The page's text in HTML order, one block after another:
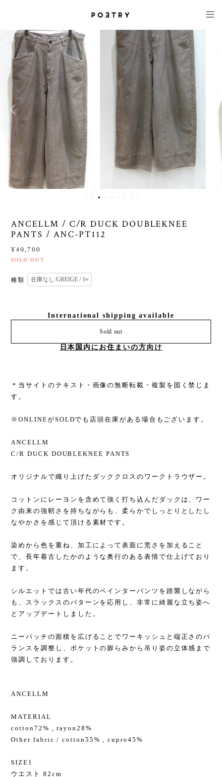
ANCELLM / C/R DUCK DOUBLEKNEE
PANTS / ANC-PT112
¥40,700
SOLD OUT
種類
International shipping available
Sold out
日本国内にお住まいの方向け
＊当サイトのテキスト・画像の無断転載・複製を固く禁じま
す。
※ONLINEがSOLDでも店頭在庫がある場合もございます。
ANCELLM
C/R DUCK DOUBLEKNEE PANTS
オリジナルで織り上げたダッククロスのワークトラウザー。
コットンにレーヨンを含めて強く打ち込んだダックは、ワー
ク由来の強靭さを持ちながらも、柔らかでしっとりとしたし
なやかさを感じて頂ける素材です。
染めから色を重ね、加工によって表面に荒さを加えること
で、長年着古したかのような奥行のある表情で仕上げており
ます。
シルエットでは古い年代のペインターパンツを踏襲しながら
も、スラックスのパターンを応用し、非常に綺麗な立ち姿へ
とアップデートしました。
ニーパッチの面積を広げることでワーキッシュと端正さのバ
ランスを調整し、ポケットの膨らみから吊り姿の立体感まで
強調しております。
ANCELLM
MATERIAL
cotton72% , rayon28%
Other fabric / cotton55% , cupro45%
SIZE1
ウエスト 82cm